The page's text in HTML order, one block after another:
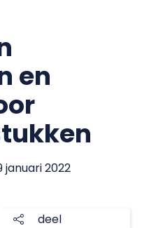
en
januari 2022
deel